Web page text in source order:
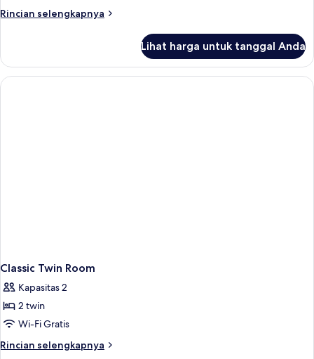
Rincian selengkapnya
Rincian
Kamar
Keluarga
Lihat harga untuk tanggal Anda
Classic Twin Room
Kapasitas 2
2 twin
Wi-Fi Gratis
Rincian selengkapnya
Rincian